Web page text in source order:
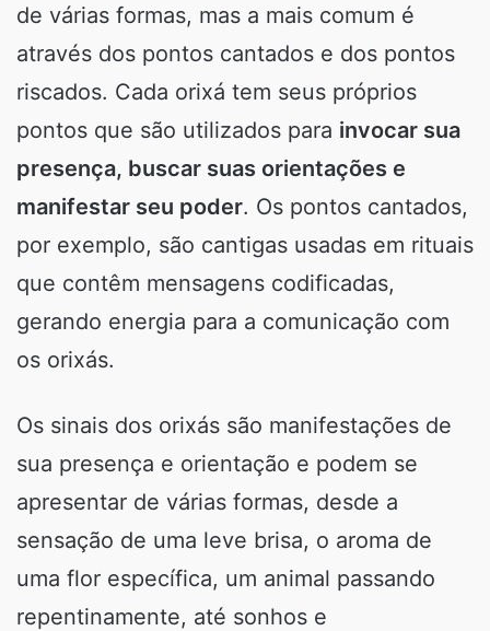
de várias formas, mas a mais comum é
através dos pontos cantados e dos pontos
riscados. Cada orixá tem seus próprios
pontos que são utilizados para invocar sua
presença, buscar suas orientações e
manifestar seu poder. Os pontos cantados,
por exemplo, são cantigas usadas em rituais
que contêm mensagens codificadas,
gerando energia para a comunicação com
os orixás.
Os sinais dos orixás são manifestações de
sua presença e orientação e podem se
apresentar de várias formas, desde a
sensação de uma leve brisa, o aroma de
uma flor específica, um animal passando
repentinamente, até sonhos e